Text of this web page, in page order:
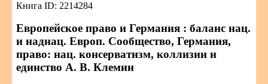
Книга ID: 2214284
Европейское право и Германия : баланс нац.
и наднац. Европ. Сообщество, Германия,
право: нац. консерватизм, коллизии и
единство А. В. Клемин